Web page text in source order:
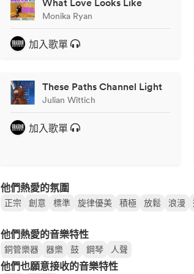
What Love Looks Like
Monika Ryan
加入歌單
These Paths Channel Light
Julian Wittich
加入歌單
他們熱愛的氛圍
正宗 創意 標準 旋律優美 積極 放鬆 浪漫
他們熱愛的音樂特性
銅管樂器 器樂 鼓 鋼琴 人聲
他們也願意接收的音樂特性